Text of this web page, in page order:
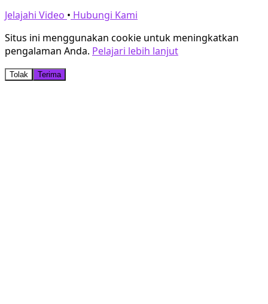
Jelajahi Video • Hubungi Kami
Situs ini menggunakan cookie untuk meningkatkan
pengalaman Anda. Pelajari lebih lanjut
Tolak Terima